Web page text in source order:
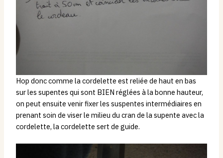
Hop donc comme la cordelette est reliée de haut en bas
sur les supentes qui sont BIEN réglées à la bonne hauteur,
on peut ensuite venir fixer les suspentes intermédiaires en
prenant soin de viser le milieu du cran de la supente avec la
cordelette, la cordelette sert de guide.